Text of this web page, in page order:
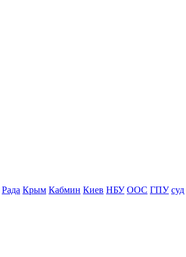
Рада Крым Кабмин Киев НБУ ООС ГПУ суд